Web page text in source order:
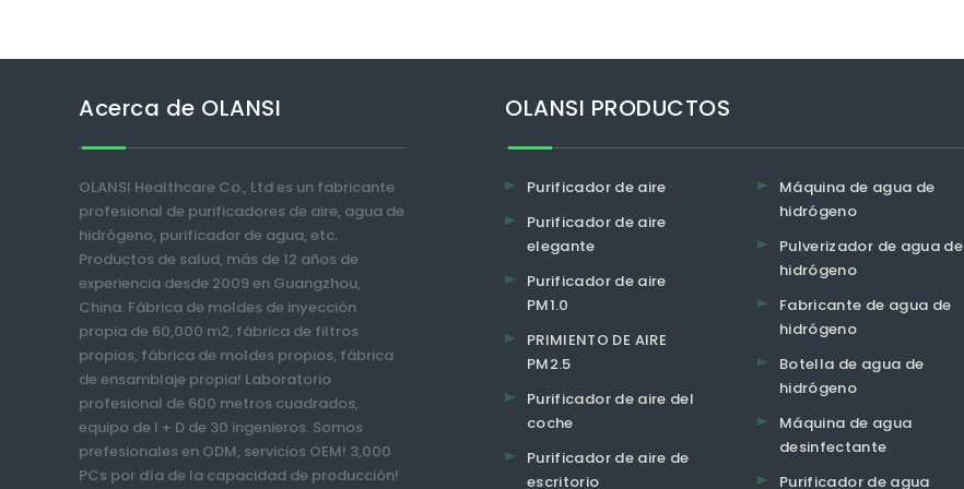
Acerca de OLANSI
OLANSI Healthcare Co., Ltd es un fabricante
profesional de purificadores de aire, agua de
hidrógeno, purificador de agua, etc.
Productos de salud, más de 12 años de
experiencia desde 2009 en Guangzhou,
China. Fábrica de moldes de inyección
propia de 60,000 m2, fábrica de filtros
propios, fábrica de moldes propios, fábrica
de ensamblaje propia! Laboratorio
profesional de 600 metros cuadrados,
equipo de I + D de 30 ingenieros. Somos
prefesionales en ODM, servicios OEM! 3,000
PCs por día de la capacidad de producción!
OLANSI PRODUCTOS
Purificador de aire
Purificador de aire
elegante
Purificador de aire
PM1.0
PRIMIENTO DE AIRE
PM2.5
Purificador de aire del
coche
Purificador de aire de
escritorio
Máquina de agua de
hidrógeno
Pulverizador de agua de
hidrógeno
Fabricante de agua de
hidrógeno
Botella de agua de
hidrógeno
Máquina de agua
desinfectante
Purificador de agua